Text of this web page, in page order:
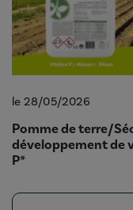
le 28/05/2026
Pomme de terre/
développement de
P*